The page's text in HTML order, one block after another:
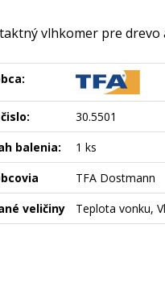
vlhkomer pre drevo
30.5501
balenia:
1 ks
TFA Dostmann
veličiny
Teplota vonku,